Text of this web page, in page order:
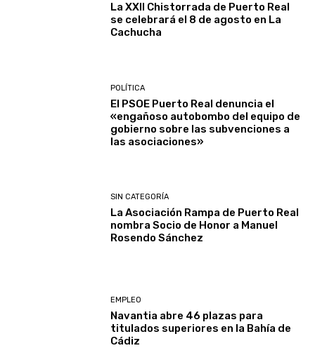
La XXII Chistorrada de Puerto Real
se celebrará el 8 de agosto en La
Cachucha
POLÍTICA
El PSOE Puerto Real denuncia el
«engañoso autobombo del equipo de
gobierno sobre las subvenciones a
las asociaciones»
SIN CATEGORÍA
La Asociación Rampa de Puerto Real
nombra Socio de Honor a Manuel
Rosendo Sánchez
EMPLEO
Navantia abre 46 plazas para
titulados superiores en la Bahía de
Cádiz